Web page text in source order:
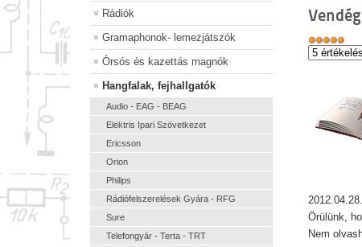
Rádiók
Gramaphonok- lemezjátszók
Órsós és kazettás magnók
Hangfalak, fejhallgatók
Audio - EAG - BEAG
Elektris Ipari Szövetkezet
Ericsson
Orion
Philips
Rádiófelszerelések Gyára - RFG
Sure
Telefongyár - Terta - TRT
2012.04.28.
Örülünk,
Nem